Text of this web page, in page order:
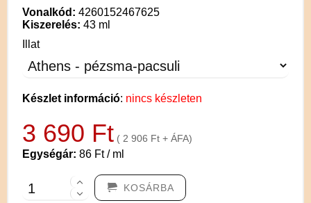
Vonalkód: 4260152467625
Kiszerelés: 43 ml
Illat
Készlet információ: nincs készleten
3 690 Ft ( 2 906 Ft + ÁFA)
Egységár: 86 Ft / ml
KOSÁRBA